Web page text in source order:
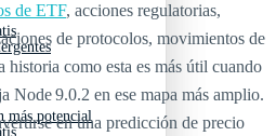
más potencial
de ETF, acciones regulatorias,
de protocolos, movimientos de
historia como esta es más útil cuando
Node 9.0.2 en ese mapa más amplio.
en una predicción de precio